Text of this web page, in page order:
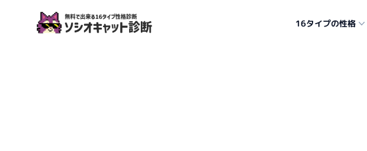
ソシオキャット診断 16タイプの性格